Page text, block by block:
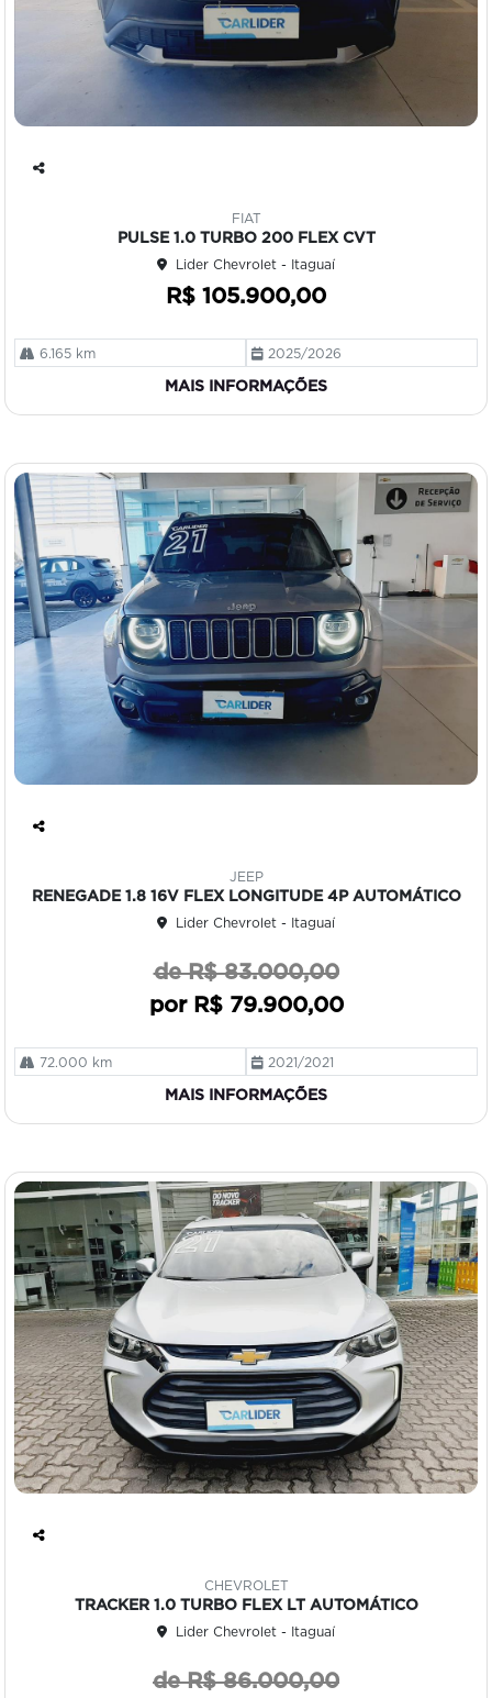
FIAT
PULSE 1.0 TURBO 200 FLEX CVT
Lider Chevrolet - Itaguaí
R$ 105.900,00
6.165 km 2025/2026
MAIS INFORMAÇÕES
ilh
JEEP
RENEGADE 1.8 16V FLEX LONGITUDE 4P AUTOMÁTICO
Lider Chevrolet - Itaguaí
de R$ 83.000,00
por R$ 79.900,00
72.000 km 2021/2021
MAIS INFORMAÇÕES
CHEVROLET
TRACKER 1.0 TURBO FLEX LT AUTOMÁTICO
Lider Chevrolet - Itaguaí
de R$ 86.000,00